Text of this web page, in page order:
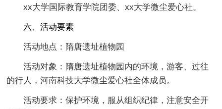
xx大学国际教育学院团委、xx大学微尘爱心社。
六、活动要素
活动地点：隋唐遗址植物园
活动对象：隋唐遗址植物园内的环境，游客、过往
的行人，河南科技大学微尘爱心社全体成员。
活动要求：保护环境，服从组织纪律，注意安全开